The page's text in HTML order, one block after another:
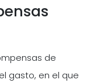
de
gasto, en el que